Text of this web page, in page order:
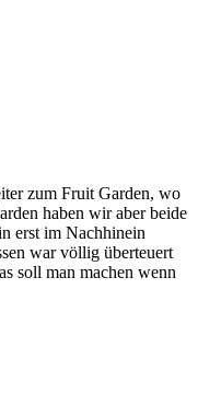
zum Fruit Garden, wo
haben wir aber beide
erst im Nachhinein
war völlig überteuert
soll man machen wenn